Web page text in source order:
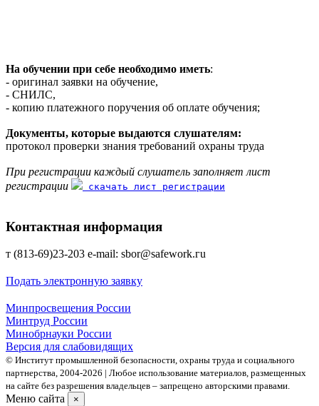
На обучении при себе необходимо иметь:
- оригинал заявки на обучение,
- СНИЛС,
- копию платежного поручения об оплате обучения;
Документы, которые выдаются слушателям:
протокол проверки знания требований охраны труда
При регистрации каждый слушатель заполняет лист
регистрации
скачать лист регистрации
Контактная информация
т (813-69)23-203 е-mаil: sbor@safework.гu
Подать электронную заявку
Минпросвещения России
Минтруд России
Минобрнауки России
Версия для слабовидящих
© Институт промышленной безопасности, охраны труда и социального
партнерства, 2004- 2026 | Любое использование материалов, размещенных
на сайте без разрешения владельцев – запрещено авторскими правами.
Меню сайта ×